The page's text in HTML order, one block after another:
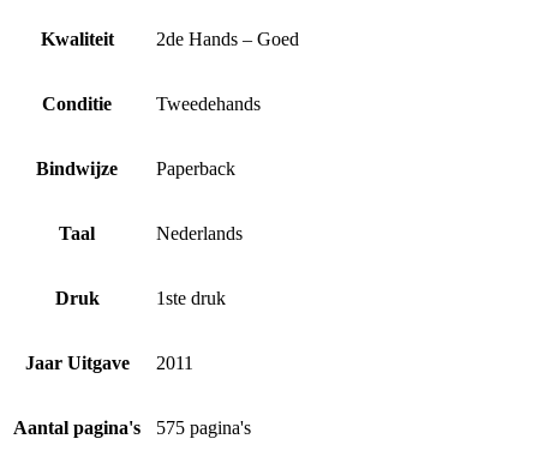
Kwaliteit 2de Hands – Goed
Conditie Tweedehands
Bindwijze Paperback
Taal Nederlands
Druk 1ste druk
Jaar Uitgave 2011
Aantal pagina's 575 pagina's